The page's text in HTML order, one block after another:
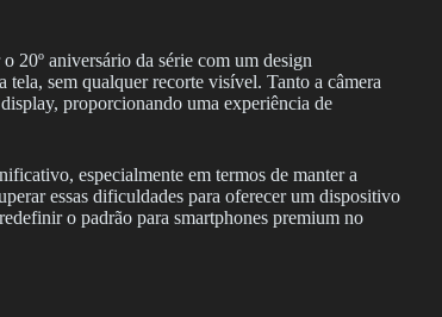
20º aniversário da série com um design
sem qualquer recorte visível. Tanto a câmera
proporcionando uma experiência de
especialmente em termos de manter a
essas dificuldades para oferecer um dispositivo
o padrão para smartphones premium no